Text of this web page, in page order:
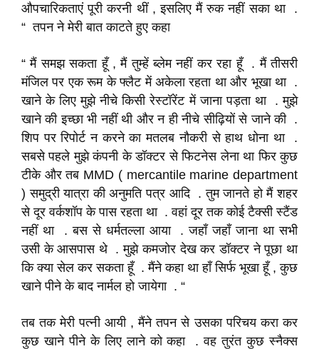
औपचारिकताएं पूरी करनी थीं , इसलिए मैं रुक नहीं सका था .
“ तपन ने मेरी बात काटते हुए कहा
“ मैं समझ सकता हूँ , मैं तुम्हें ब्लेम नहीं कर रहा हूँ . मैं तीसरी
मंजिल पर एक रूम के फ्लैट में अकेला रहता था और भूखा था .
खाने के लिए मुझे नीचे किसी रेस्टॉरेंट में जाना पड़ता था . मुझे
खाने की इच्छा भी नहीं थी और न ही नीचे सीढ़ियों से जाने की .
शिप पर रिपोर्ट न करने का मतलब नौकरी से हाथ धोना था .
सबसे पहले मुझे कंपनी के डॉक्टर से फिटनेस लेना था फिर कुछ
टीके और तब MMD ( mercantile marine department
) समुद्री यात्रा की अनुमति पत्र आदि . तुम जानते हो मैं शहर
से दूर वर्कशॉप के पास रहता था . वहां दूर तक कोई टैक्सी स्टैंड
नहीं था . बस से धर्मतल्ला आया . जहाँ जहाँ जाना था सभी
उसी के आसपास थे . मुझे कमजोर देख कर डॉक्टर ने पूछा था
कि क्या सेल कर सकता हूँ . मैंने कहा था हाँ सिर्फ भूखा हूँ , कुछ
खाने पीने के बाद नार्मल हो जायेगा . “
तब तक मेरी पत्नी आयी , मैंने तपन से उसका परिचय करा कर
कुछ खाने पीने के लिए लाने को कहा . वह तुरंत कुछ स्नैक्स